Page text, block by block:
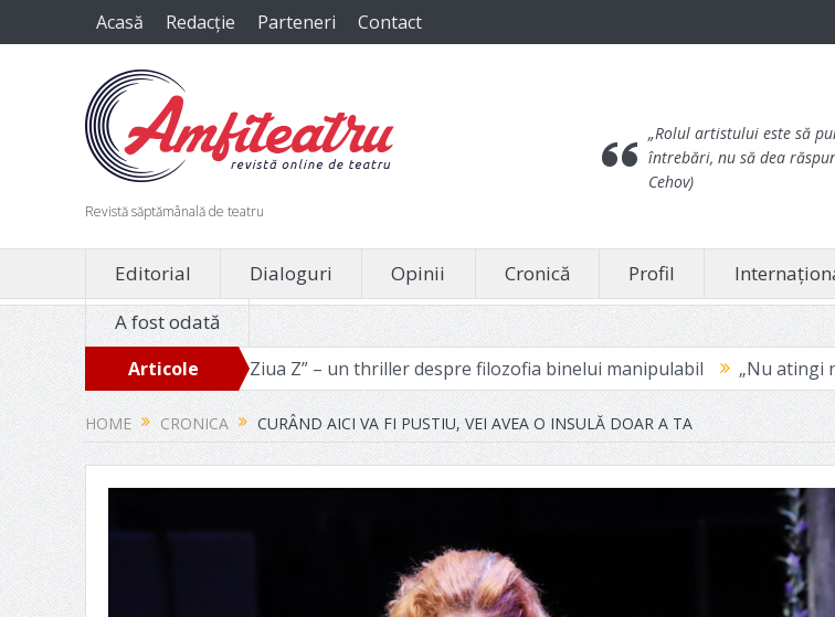
Acasă Redacție Parteneri Contact
Revistă săptămânală de teatru
„Rolul artistului este să
întrebări, nu să dea
Cehov)
Editorial Dialoguri Opinii Cronică Profil
A fost odată
Articole
recente
„Ziua Z” – un thriller despre filozofia binelui manipulabil „Nu atingi niciodată victima” –
HOME CRONICA CURÂND AICI VA FI PUSTIU, VEI AVEA O INSULĂ DOAR A TA